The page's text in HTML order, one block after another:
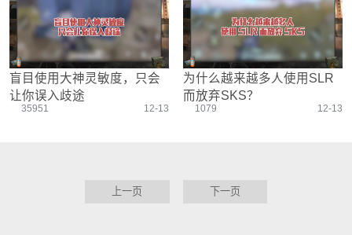
盲目使用大神灵敏度，只会
让你误入歧途
35951 12-13
为什么越来越多人使用SLR
而放弃SKS？
1079 12-13
上一页 下一页